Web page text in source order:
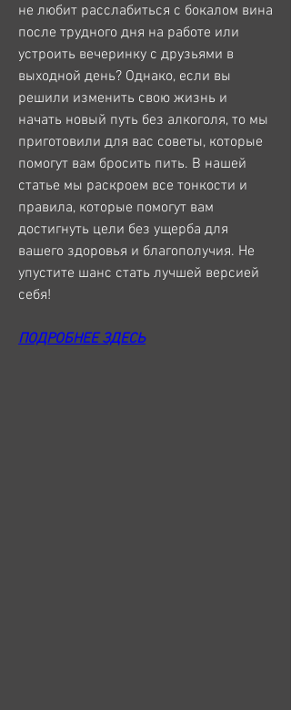
не любит расслабиться с бокалом вина
после трудного дня на работе или
устроить вечеринку с друзьями в
выходной день? Однако, если вы
решили изменить свою жизнь и
начать новый путь без алкоголя, то мы
приготовили для вас советы, которые
помогут вам бросить пить. В нашей
статье мы раскроем все тонкости и
правила, которые помогут вам
достигнуть цели без ущерба для
вашего здоровья и благополучия. Не
упустите шанс стать лучшей версией
себя!
ПОДРОБНЕЕ ЗДЕСЬ